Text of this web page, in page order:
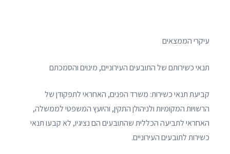
עיקרי הממצאים
תנאי כשירותם של התובעים העירוניים, מינוים והסמכתם
קביעת תנאי כשירות: משרד הפנים, האחראי לתפקודן של
הרשויות המקומיות ולניהולן התקין, והיועץ המשפטי לממשלה,
האחראי לתביעה הכללית שהתובעים הם נציגיו, לא קבעו תנאי
כשירות לתובעים העירוניים.